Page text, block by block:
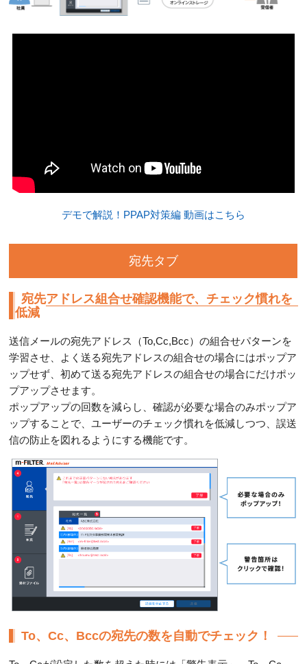
デモで解説！PPAP対策編 動画はこちら
宛先タブ
宛先アドレス組合せ確認機能で、チェック慣れを
低減
送信メールの宛先アドレス（To,Cc,Bcc）の組合せパターンを
学習させ、よく送る宛先アドレスの組合せの場合にはポップア
ップせず、初めて送る宛先アドレスの組合せの場合にだけポッ
プアップさせます。
ポップアップの回数を減らし、確認が必要な場合のみポップア
ップすることで、ユーザーのチェック慣れを低減しつつ、誤送
信の防止を図れるようにする機能です。
To、Cc、Bccの宛先の数を自動でチェック！